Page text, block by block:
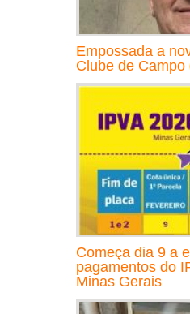
Empossada a
Clube de
Começa dia 9 a
pagamentos do
Minas Gerais